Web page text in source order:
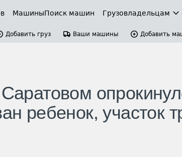
МашиныПоиск машин Грузовладельцам
Добавить груз Ваши машины Добавить
ребенок, участок